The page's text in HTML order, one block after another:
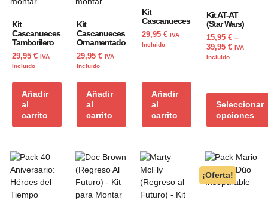
Kit
Cascanueces
Tamborilero
29,95 € IVA
Incluido
Añadir
al
carrito
Kit
Cascanueces
Ornamentado
29,95€ IVA
Incluido
Añadir
al
carrito
Kit
Cascanueces
29,95 € IVA
Incluido
Añadir
al
carrito
Kit AT-AT
(Star Wars)
15,95€ –
39,95€ IVA
Incluido
Seleccionar
opciones
¡Oferta!